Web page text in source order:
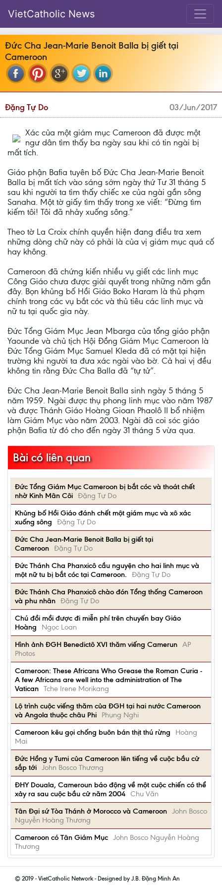
VietCatholic News
Đức Cha Jean-Marie Benoit Balla bị giết tại
Cameroon
Đặng Tự Do 03/Jun/2017
Xác của một giám mục Cameroon đã được một
ngư dân tìm thấy ba ngày sau khi có tin ngài bị
mất tích.
Giáo phận Bafia tuyên bố Đức Cha Jean-Marie Benoit
Balla bị mất tích vào sáng sớm ngày thứ Tư 31 tháng 5
sau khi người ta tìm thấy chiếc xe của ngài gần sông
Sanaha. Một tờ giấy tìm thấy trong xe viết: “Đừng tìm
kiếm tôi! Tôi đã nhảy xuống sông.”
Theo tờ La Croix chính quyền hiện đang điều tra xem
những dòng chữ này có phải là của vị giám mục quá cố
hay không.
Cameroon đã chứng kiến nhiều vụ giết các linh mục
Công Giáo chưa được giải quyết trong những năm gần
đây. Bọn khủng bố Hồi Giáo Boko Haram là thủ phạm
chính trong các vụ bắt cóc và thủ tiêu các linh mục và
nữ tu tại quốc gia này.
Đức Tổng Giám Mục Jean Mbarga của tổng giáo phận
Yaounde và chủ tịch Hội Đồng Giám Mục Cameroon là
Đức Tổng Giám Mục Samuel Kleda đã có mặt tại hiện
trường khi người ta đưa xác ngài vào bờ. Cả hai vị đều
không tin rằng Đức Cha Balla đã “tự tử”.
Đức Cha Jean-Marie Benoit Balla sinh ngày 5 tháng 5
năm 1959. Ngài được thụ phong linh mục vào năm 1987
và được Thánh Giáo Hoàng Gioan Phaolô II bổ nhiệm
làm Giám Mục vào năm 2003. Ngài đã coi sóc giáo
phận Bafia từ đó cho đến ngày 31 tháng 5 vừa qua.
Bài có liên quan
Đức Tổng Giám Mục Cameroon bị bắt cóc và thoát chết
nhờ Kinh Mân Côi Đặng Tự Do
Khủng bố Hồi Giáo đánh chết một giám mục và xô xác
xuống sông
Đặng Tự Do
Đức Cha Jean-Marie Benoit Balla bị giết tại
Cameroon Đặng Tự Do
Đức Thánh Cha Phanxicô cầu nguyện cho hai linh mục và
một nữ tu bị bắt cóc tại Cameroon.
Đặng Tự Do
Đức Thánh Cha Phanxicô chào đón Tổng thống Cameroon
và phu nhân Đặng Tự Do
Chú đồi mồi được đi miễn phí trên chuyến bay Giáo
Hoàng
Ngọc Loan
Hình ảnh ĐGH Benedictô XVI thăm viếng Camerun AP
Photos
Cameroon: These Africans Who Grease the Roman Curia -
A few Africans are well into the administration of The
Vatican Tche Irene Morikang
Lộ trình cuộc viếng thăm của ĐGH tại hai nước Cameroon
và Angola thuộc châu Phi
Phụng Nghi
Cameroon kêu gọi chống buôn bán thịt thú rừng
Hoàng
Mai
Đức Hồng y Tumi của Cameroon lên tiếng về cuộc bầu cử
sắp tới John Bosco Thương
ÐHY Douala, Cameroun báo động về một cuộc chiến có thể
xảy ra sau cuộc bầu cử năm 2004 Chu Văn
Tân Đại sứ Tòa Thánh ở Morocco và Cameroon John Bosco
Nguyễn Hoàng Thương
Cameroon có Tân Giám Mục John Bosco Nguyễn Hoàng
Thương
© 2019 - VietCatholic Network - Designed by J.B. Đặng Minh An